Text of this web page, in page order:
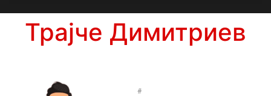
Трајче Димитриев
#